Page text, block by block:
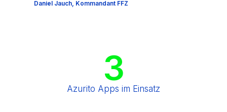
Daniel Jauch, Kommandant FFZ
3
Azurito Apps im Einsatz